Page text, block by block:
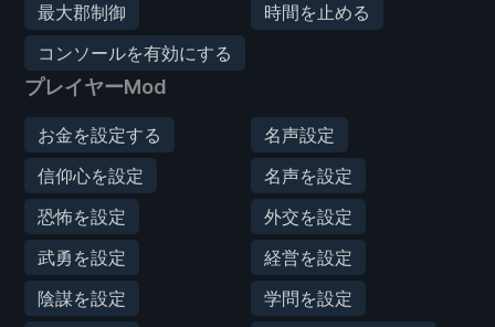
最大郡制御
時間を止める
コンソールを有効にする
プレイヤーMod
お金を設定する
名声設定
信仰心を設定
名声を設定
恐怖を設定
外交を設定
武勇を設定
経営を設定
陰謀を設定
学問を設定